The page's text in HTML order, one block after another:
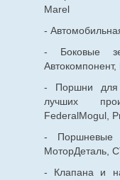
Marel
-
- Боковые
- Поршни для
лучших
FederalMogul,
- Поршневые
МоторДеталь,
- Клапана и